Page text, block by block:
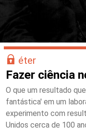
éter
Fazer ciência
O que um resultado
fantástica' em um
experimento com
Unidos cerca de 100